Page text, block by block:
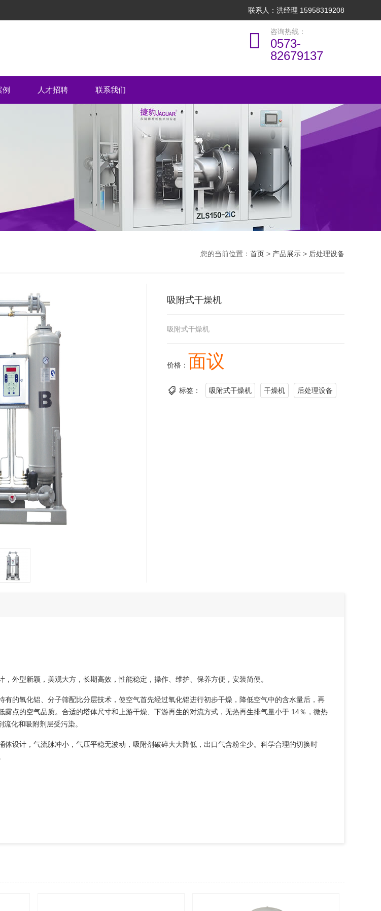
联系人：洪经理 15958319208
咨询热线：
0573-
82679137
例 人才招聘 联系我们
您的当前位置： 首页 > 产品展示 > 后处理设备
吸附式干燥机
吸附式干燥机
价格： 面议
标签： 吸附式干燥机 干燥机 后处理设备
，外型新颖，美观大方，长期高效，性能稳定，操作、维护、保养方便，安装简便。
有的氧化铝、分子筛配比分层技术，使空气首先经过氧化铝进行初步干燥，降低空气中的含水量后，再
露点的空气品质。合适的塔体尺寸和上游干燥、下游再生的对流方式，无热再生排气量小于 14％，微热
化和吸附剂层受污染。
体设计，气流脉冲小，气压平稳无波动，吸附剂破碎大大降低，出口气含粉尘少。科学合理的切换时